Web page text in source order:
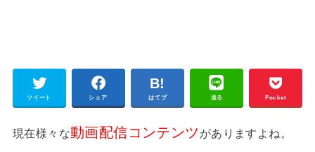
ツイート シェア はてブ 送る Pocket
現在様々な動画配信コンテンツ がありますよね。